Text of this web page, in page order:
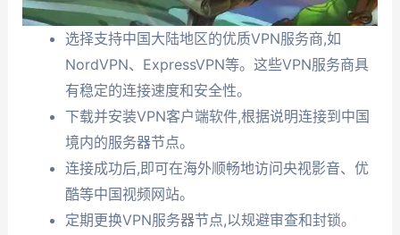
选择支持中国大陆地区的优质VPN服务商,如
NordVPN、ExpressVPN等。这些VPN服务商具
有稳定的连接速度和安全性。
下载并安装VPN客户端软件,根据说明连接到中国
境内的服务器节点。
连接成功后,即可在海外顺畅地访问央视影音、优
酷等中国视频网站。
定期更换VPN服务器节点,以规避审查和封锁。